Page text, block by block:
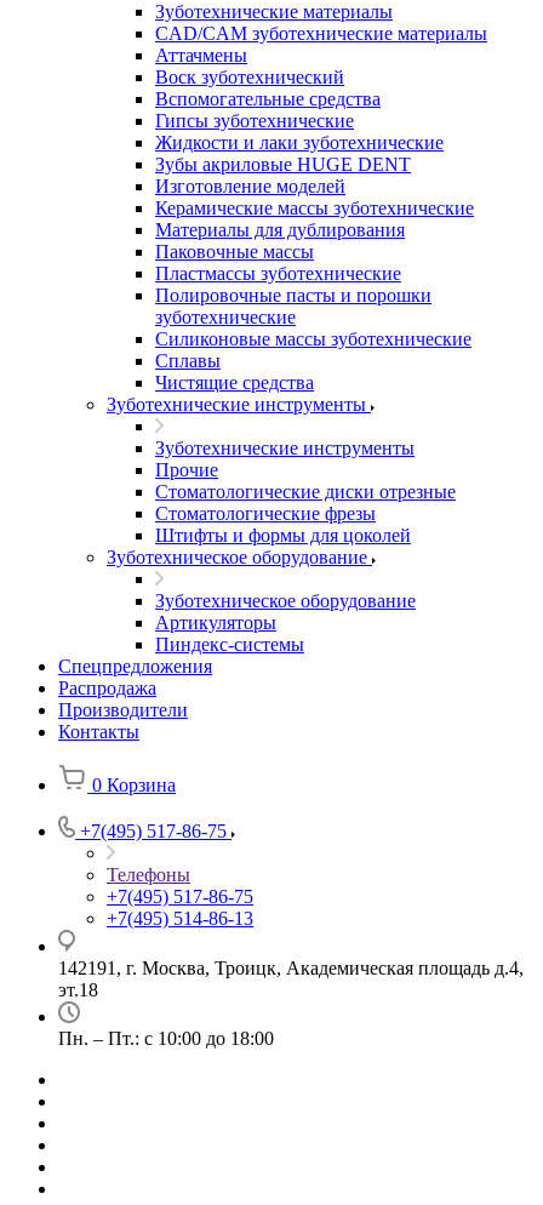
Зуботехнические материалы
CAD/CAM зуботехнические материалы
Аттачмены
Воск зуботехнический
Вспомогательные средства
Гипсы зуботехнические
Жидкости и лаки зуботехнические
Зубы акриловые HUGE DENT
Изготовление моделей
Керамические массы зуботехнические
Материалы для дублирования
Паковочные массы
Пластмассы зуботехнические
Полировочные пасты и порошки
зуботехнические
Силиконовые массы зуботехнические
Сплавы
Чистящие средства
Зуботехнические инструменты
Зуботехнические инструменты
Прочие
Стоматологические диски отрезные
Стоматологические фрезы
Штифты и формы для цоколей
Зуботехническое оборудование
Зуботехническое оборудование
Артикуляторы
Пиндекс-системы
Спецпредложения
Распродажа
Производители
Контакты
0 Корзина
+7(495) 517-86-75
Телефоны
+7(495) 517-86-75
+7(495) 514-86-13
142191, г. Москва, Троицк, Академическая площадь д.4,
эт.18
Пн. – Пт.: с 10:00 до 18:00